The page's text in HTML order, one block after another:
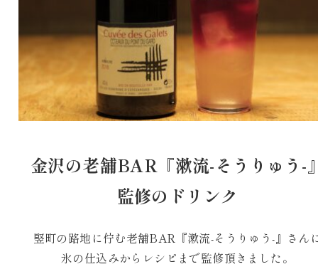
金沢の老舗BAR『漱流-そうりゅう-
監修のドリンク
竪町の路地に佇む老舗BAR『漱流-そうりゅう-』さん
氷の仕込みからレシピまで監修頂きました。